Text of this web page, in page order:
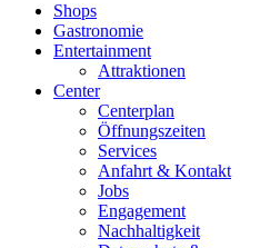
Shops
Gastronomie
Entertainment
Attraktionen
Center
Centerplan
Öffnungszeiten
Services
Anfahrt & Kontakt
Jobs
Engagement
Nachhaltigkeit